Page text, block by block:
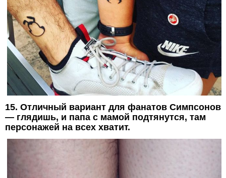
15. Отличный вариант для фанатов Симпсонов
— глядишь, и папа с мамой подтянутся, там
персонажей на всех хватит.